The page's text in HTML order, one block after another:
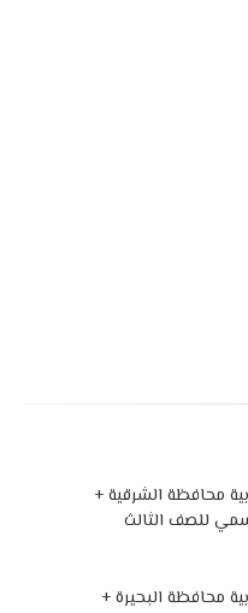
محافظة الشرقية +
للصف الثالث
محافظة البحيرة +